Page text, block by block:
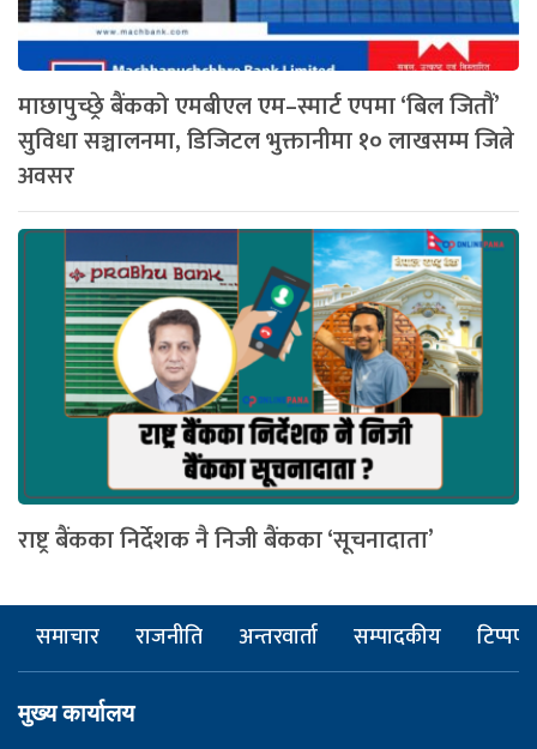
माछापुच्छ्रे बैंकको एमबीएल एम–स्मार्ट एपमा ‘बिल जितौं’
सुविधा सञ्चालनमा, डिजिटल भुक्तानीमा १० लाखसम्म जित्ने
अवसर
राष्ट्र बैंकका निर्देशक नै निजी बैंकका ‘सूचनादाता’
समाचार राजनीति अन्तरवार्ता सम्पादकीय टिप्पणी
मुख्य कार्यालय